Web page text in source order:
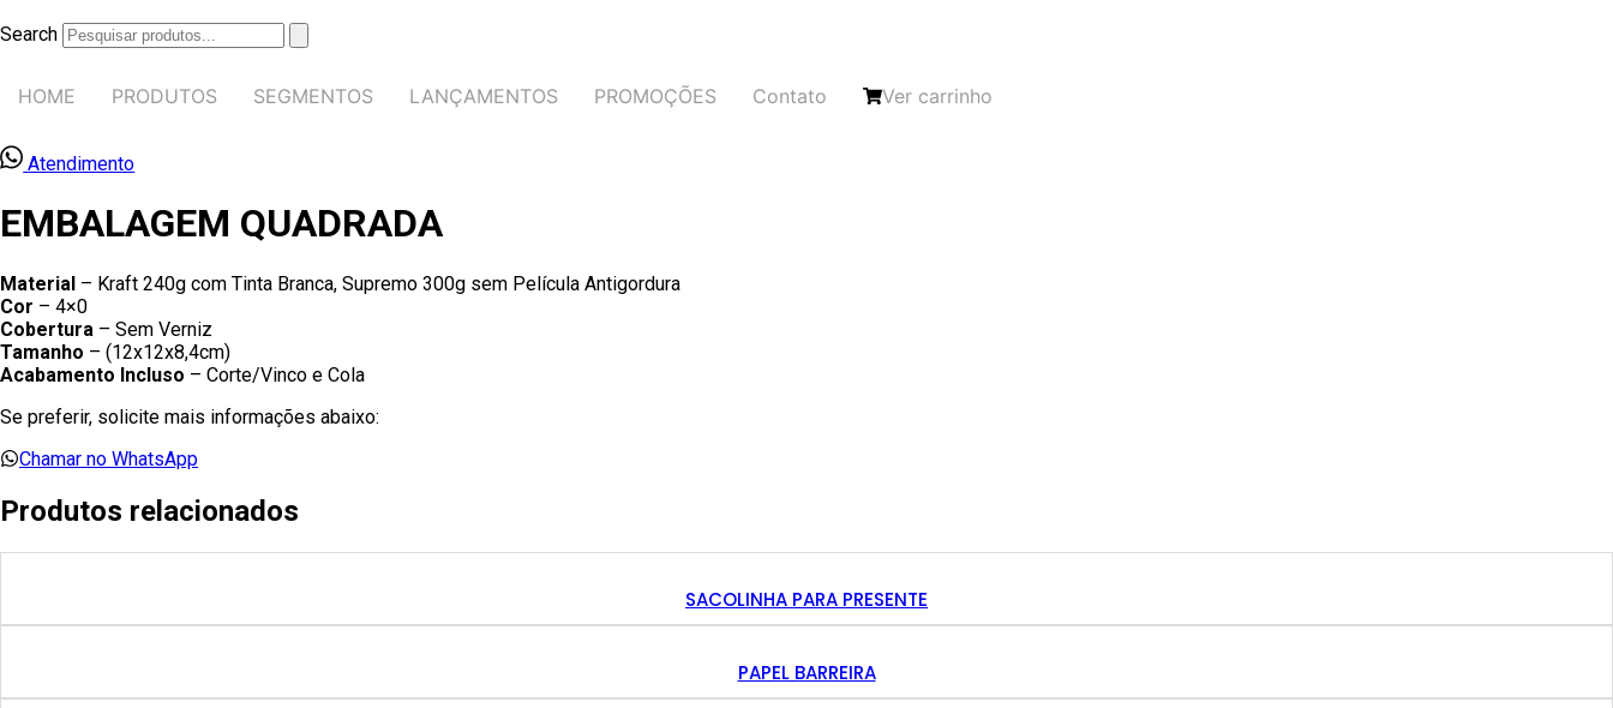
para
Search
HOME PRODUTOS SEGMENTOS LANÇAMENTOS PROMOÇÕES Contato Ver carrinho
Atendimento
EMBALAGEM QUADRADA
Material – Kraft 240g com Tinta Branca, Supremo 300g sem Película Antigordura
Cor – 4×0
Cobertura – Sem Verniz
Tamanho – (12x12x8,4cm)
Acabamento Incluso – Corte/Vinco e Cola
Se preferir, solicite mais informações abaixo:
Chamar no WhatsApp
Produtos relacionados
SACOLINHA PARA PRESENTE
PAPEL BARREIRA